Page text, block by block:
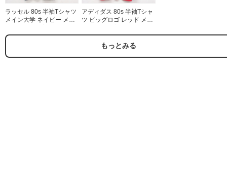
ラッセル 80s 半袖Tシャツ
メイン大学 ネイビー メン
アディダス 80s 半袖Tシャ
ツ ビッグロゴ レッド メン
もっとみる